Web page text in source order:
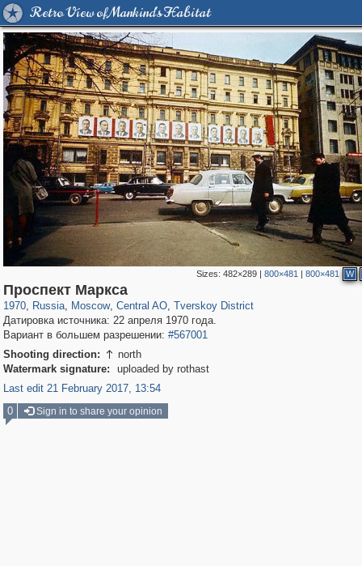
Retro View of Mankind's Habitat
Sizes:482×289 |800×481 |800×481 W
Проспект Маркса
1970, Russia
1,406,929 29,248
, Moscow
319,861 8,286
, Central AO
160,009
, Tverskoy District
Датировка источника: 22 апреля 1970 года.
Вариант в большем разрешении: #567001
Shooting direction:  north
Watermark signature:
uploaded by rothast
Last edit 21 February 2017, 13:54
0
Sign in to share your opinion